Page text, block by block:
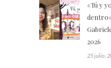
«Tú y
2026
25 julio,